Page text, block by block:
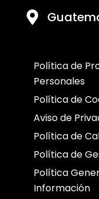
Política de
Personales
Política de
Aviso de
Política de
Política de
Política
Información